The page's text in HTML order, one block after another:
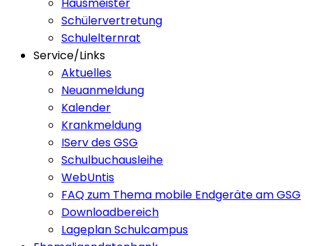
Schülervertretung
Schulelternrat
Service/Links
Aktuelles
Neuanmeldung
Kalender
Krankmeldung
IServ des GSG
Schulbuchausleihe
WebUntis
FAQ zum Thema mobile Endgeräte am GSG
Downloadbereich
Lageplan Schulcampus